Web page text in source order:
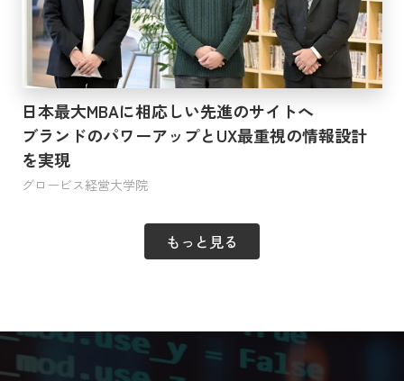
日本最大MBAに相応しい先進のサイトへ
ブランドのパワーアップとUX最重視の情報設計
を実現
グロービス経営大学院
もっと見る